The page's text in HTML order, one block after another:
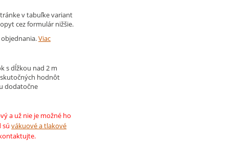
v tabuľke variant
cez formulár nižšie.
objednania.Viac
s dĺžkou nad 2 m
hodnôt
dodatočne
a už nie je možné ho
súvákuové a tlakové